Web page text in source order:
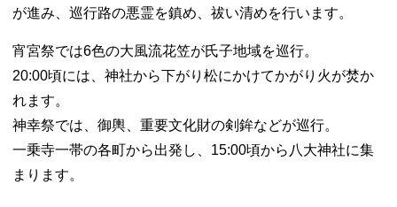
が進み、巡行路の悪霊を鎮め、祓い清めを行います。
宵宮祭では6色の大風流花笠が氏子地域を巡行。
20:00頃には、神社から下がり松にかけてかがり火が焚か
れます。
神幸祭では、御輿、重要文化財の剣鉾などが巡行。
一乗寺一帯の各町から出発し、15:00頃から八大神社に集
まります。